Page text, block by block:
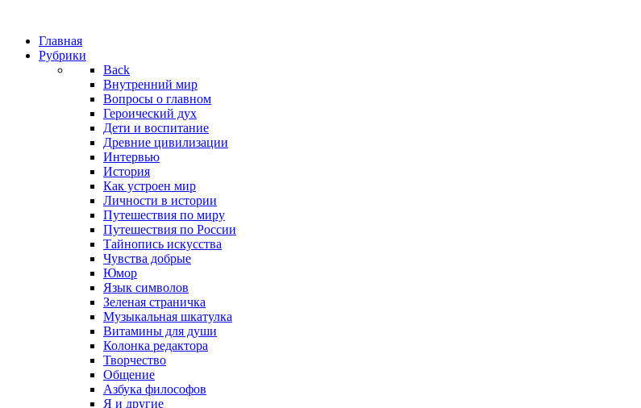
Главная
Рубрики
Back
Внутренний мир
Вопросы о главном
Героический дух
Дети и воспитание
Древние цивилизации
Интервью
История
Как устроен мир
Личности в истории
Путешествия по миру
Путешествия по России
Тайнопись искусства
Чувства добрые
Юмор
Язык символов
Зеленая страничка
Музыкальная шкатулка
Витамины для души
Колонка редактора
Творчество
Общение
Азбука философов
Я и другие